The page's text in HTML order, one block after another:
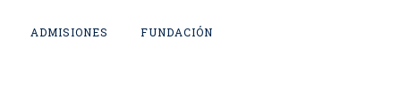
ADMISIONES FUNDACIÓN